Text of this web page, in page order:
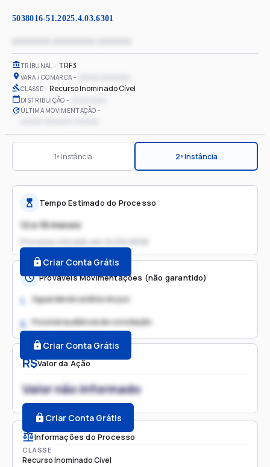
5038016-51.2025.4.03.6301
TRIBUNAL TRF3
VARA / COMARCA
CLASSE Recurso Inominado Cível
DISTRIBUIÇÃO
ÚLTIMA MOVIMENTAÇÃO
1ª Instância 2ª Instância
R$Valor da Ação
Valor não informado
Criar Conta Grátis
Informações do Processo
CLASSE
Recurso Inominado Cível
Tempo Estimado do Processo
12 a 18 meses
Processo iniciado em
Criar Conta Grátis
Prováveis Movimentações (não garantido)
1. Aguardando análise do juiz
2. Possível audiência de conciliação
Criar Conta Grátis